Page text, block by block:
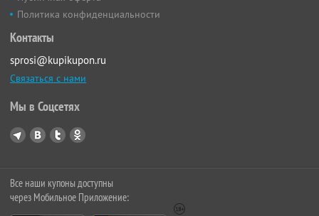
Политика конфиденциальности
Контакты
sprosi@kupikupon.ru
Связаться с нами
Мы в Соцсетях
Все наши купоны доступны
через Мобильное Приложение: